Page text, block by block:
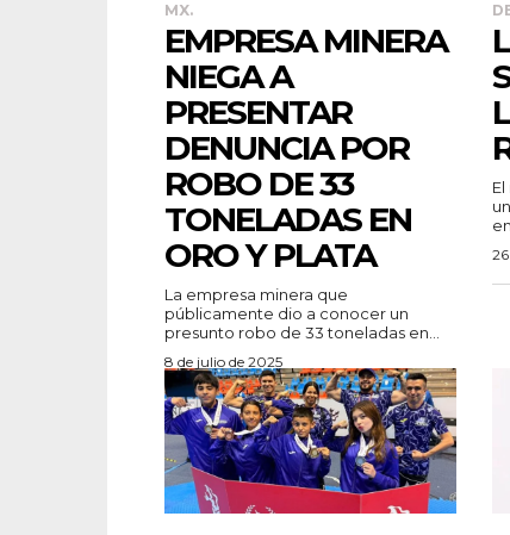
MX.
EMPRESA MINERA
NIEGA A
PRESENTAR
DENUNCIA POR
ROBO DE 33
TONELADAS EN
ORO Y PLATA
La empresa minera que
públicamente dio a conocer un
presunto robo de 33 toneladas en...
8 de julio de 2025